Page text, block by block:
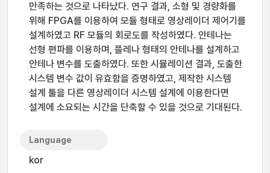
만족하는 것으로 나타났다. 연구 결과, 소형 및 경량화를
위해 FPGA를 이용하여 모듈 형태로 영상레이더 제어기를
설계하였고 RF 모듈의 회로도를 작성하였다. 안테나는
선형 편파를 이용하며, 플레나 형태의 안테나를 설계하고
안테나 변수를 도출하였다. 또한 시뮬레이션 결과, 도출한
시스템 변수 값이 유효함을 증명하였고, 제작한 시스템
설계 툴을 다른 영상레이더 시스템 설계에 이용한다면
설계에 소요되는 시간을 단축할 수 있을 것으로 기대된다.
Language
kor